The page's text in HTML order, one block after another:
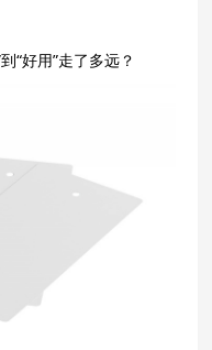
“好用”走了多远？